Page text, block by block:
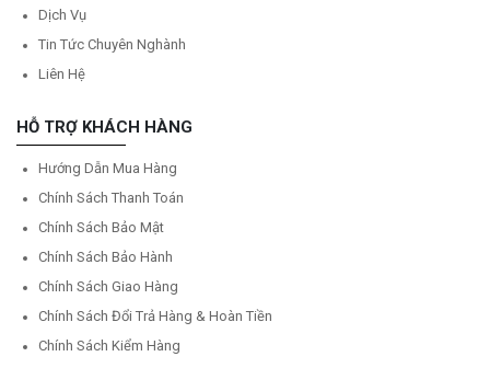
Dịch Vụ
Tin Tức Chuyên Nghành
Liên Hệ
HỖ TRỢ KHÁCH HÀNG
Hướng Dẫn Mua Hàng
Chính Sách Thanh Toán
Chính Sách Bảo Mật
Chính Sách Bảo Hành
Chính Sách Giao Hàng
Chính Sách Đổi Trả Hàng & Hoàn Tiền
Chính Sách Kiểm Hàng